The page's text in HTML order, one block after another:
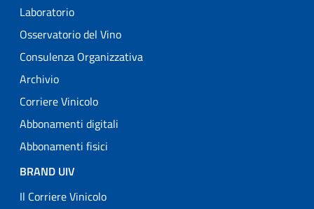
Laboratorio
Osservatorio del Vino
Consulenza Organizzativa
Archivio
Corriere Vinicolo
Abbonamenti digitali
Abbonamenti fisici
BRAND UIV
Il Corriere Vinicolo